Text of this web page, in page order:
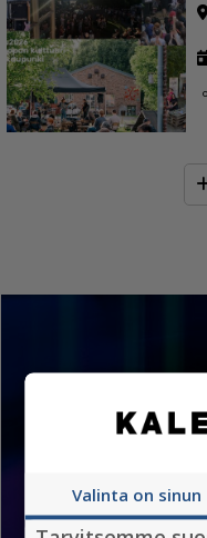
Valinta on sinun